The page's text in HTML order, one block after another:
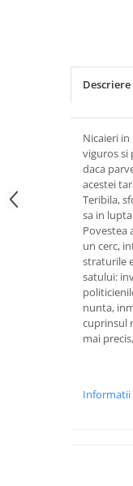
Descriere
Nicaieri
viguros si
daca
acestei
Teribila,
sa in
Povestea
un cerc,
straturile
satului:
nunta,
cuprinsul
mai